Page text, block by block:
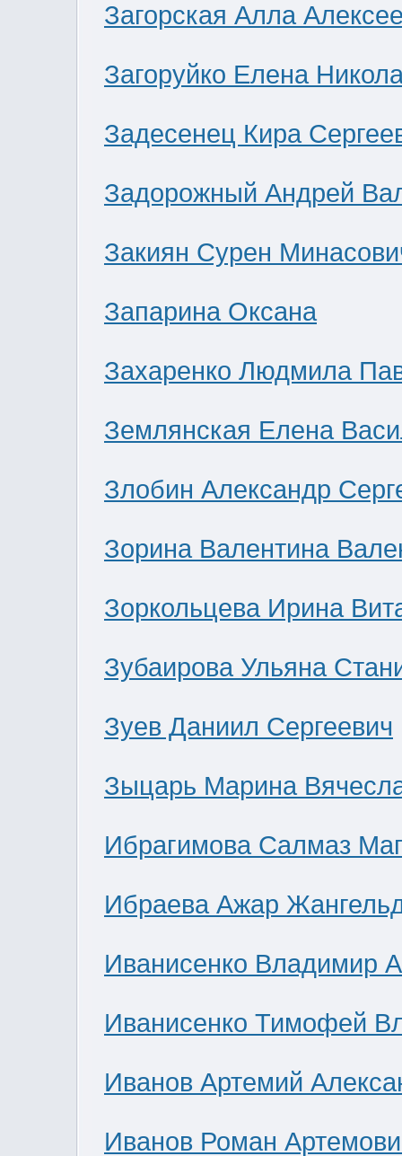
Загорская Алла
Загоруйко Елена
Задесенец Кира
Задорожный Андрей
Закиян Сурен
Запарина Оксана
Захаренко Людмила
Землянская Елена
Злобин Александр
Зорина Валентина
Зоркольцева Ирина
Зубаирова Ульяна
Зуев Даниил Сергеевич
Зыцарь Марина
Ибрагимова Салмаз
Ибраева Ажар
Иванисенко Владимир
Иванисенко Тимофей
Иванов Артемий
Иванов Роман